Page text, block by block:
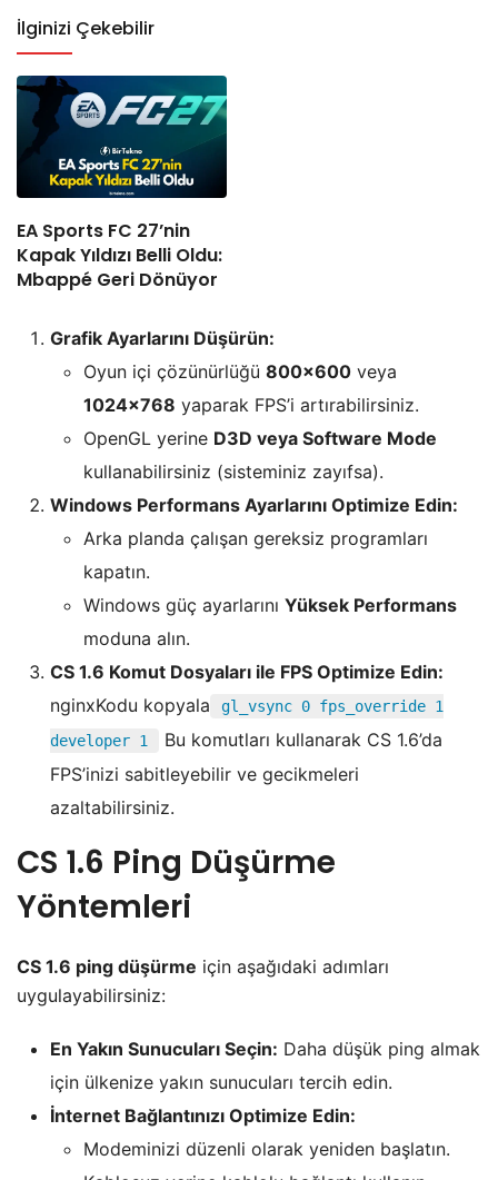
İlginizi Çekebilir
EA Sports FC 27’nin
Kapak Yıldızı Belli Oldu:
Mbappé Geri Dönüyor
Grafik Ayarlarını Düşürün:
Oyun içi çözünürlüğü 800×600 veya
1024×768 yaparak FPS’i artırabilirsiniz.
OpenGL yerine D3D veya Software Mode
kullanabilirsiniz (sisteminiz zayıfsa).
Windows Performans Ayarlarını Optimize Edin:
Arka planda çalışan gereksiz programları
kapatın.
Windows güç ayarlarını Yüksek Performans
moduna alın.
CS 1.6 Komut Dosyaları ile FPS Optimize Edin:
nginxKodu kopyala
gl_vsync 0 fps_override 1
developer 1
Bu komutları kullanarak CS 1.6’da
FPS’inizi sabitleyebilir ve gecikmeleri
azaltabilirsiniz.
CS 1.6 Ping Düşürme
Yöntemleri
CS 1.6 ping düşürme için aşağıdaki adımları
uygulayabilirsiniz:
En Yakın Sunucuları Seçin: Daha düşük ping almak
için ülkenize yakın sunucuları tercih edin.
İnternet Bağlantınızı Optimize Edin:
Modeminizi düzenli olarak yeniden başlatın.